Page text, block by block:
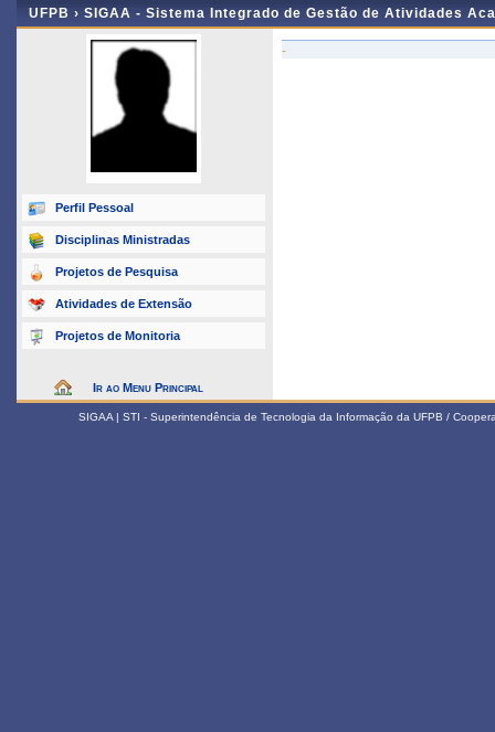
UFPB › SIGAA - Sistema Integrado de Gestão de Atividades
Perfil Pessoal
Disciplinas Ministradas
Projetos de Pesquisa
Atividades de Extensão
Projetos de Monitoria
Ir ao Menu Principal
-
SIGAA | STI - Superintendência de Tecnologia da Informação da UFPB /